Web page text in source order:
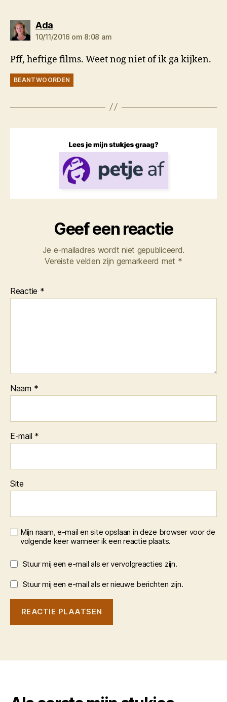
Adazegt:
10/11/2016 om 8:08 am
Pff, heftige films. Weet nog niet of ik ga kijken.
BEANTWOORDEN
Geef een reactie
Je e-mailadres wordt niet gepubliceerd.
Vereiste velden zijn gemarkeerd met *
Reactie *
Naam *
E-mail *
Site
Mijn naam, e-mail en site opslaan in deze browser voor de
volgende keer wanneer ik een reactie plaats.
Stuur mij een e-mail als er vervolgreacties zijn.
Stuur mij een e-mail als er nieuwe berichten zijn.